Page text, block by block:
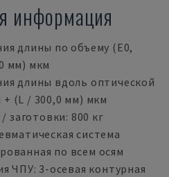
информация
длины по объему (E0,
мм) мкм
длины вдоль оптической
+ (L / 300,0 мм) мкм
заготовки: 800 кг
система
по всем осям
ЧПУ: 3-осевая контурная